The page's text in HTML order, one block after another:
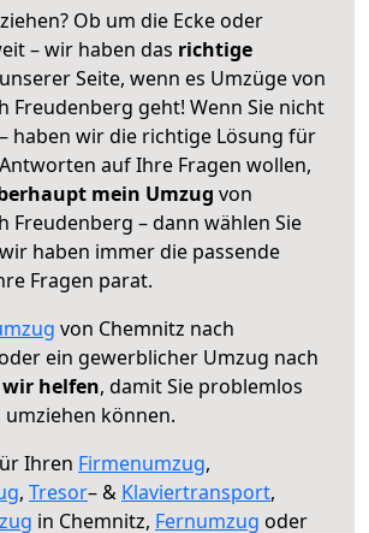
Ob um die Ecke oder
– wir haben das richtige
Seite, wenn es Umzüge von
Freudenberg geht! Wenn Sie nicht
haben wir die richtige Lösung für
auf Ihre Fragen wollen,
mein Umzug von
Freudenberg – dann wählen Sie
haben immer die passende
Fragen parat.
von Chemnitz nach
ein gewerblicher Umzug nach
wir helfen, damit Sie problemlos
können.
Ihren Firmenumzug,
, Tresor– & Klaviertransport,
in Chemnitz, Fernumzug oder